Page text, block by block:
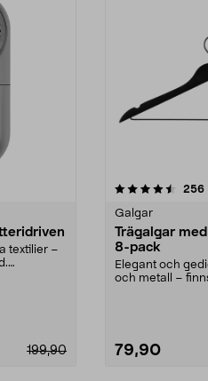
textilier –
199,90
256
Galgar
Trägalgar
8-pack
Elegant och
och metall –
79,90
4.0av